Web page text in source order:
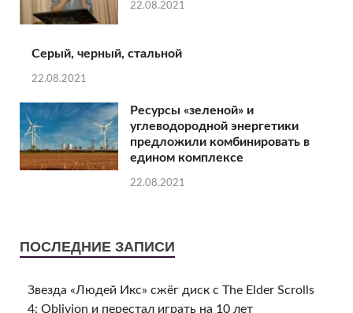
22.08.2021
Серый, черный, стальной
22.08.2021
Ресурсы «зеленой» и
углеводородной энергетики
предложили комбинировать в
едином комплексе
22.08.2021
ПОСЛЕДНИЕ ЗАПИСИ
Звезда «Людей Икс» сжёг диск с The Elder Scrolls
4: Oblivion и перестал играть на 10 лет